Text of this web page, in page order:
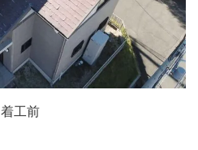
着工前